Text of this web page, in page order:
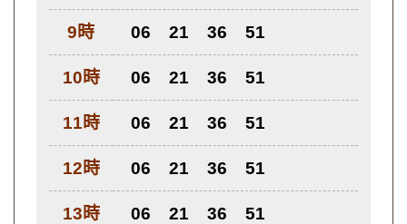
9時 06 21 36 51
10時 06 21 36 51
11時 06 21 36 51
12時 06 21 36 51
13時 06 21 36 51